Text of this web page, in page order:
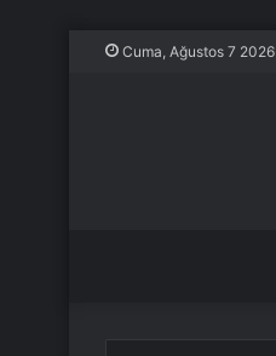
Cuma, Ağustos 7 2026